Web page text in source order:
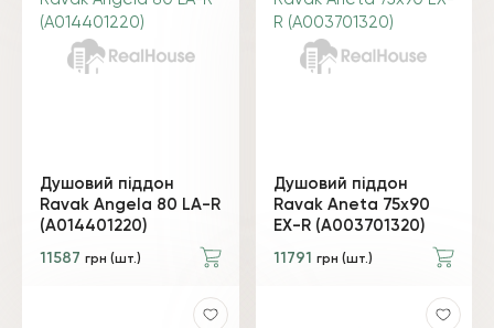
Душовий піддон
Ravak Angela 80 LA-R
(A014401220)
11587 грн (шт.)
Душовий піддон
Ravak Aneta 75х90
EX-R (A003701320)
11791 грн (шт.)